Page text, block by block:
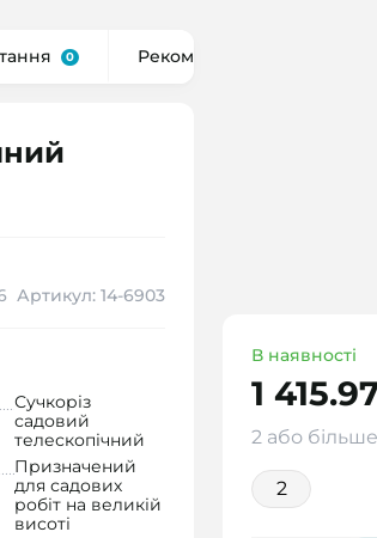
0 Рекомендуємо
Артикул: 14-6903
В наявності
1
2 або
2
Сучкоріз
садовий
телескопічний
Призначений
для садових
робіт на великій
висоті